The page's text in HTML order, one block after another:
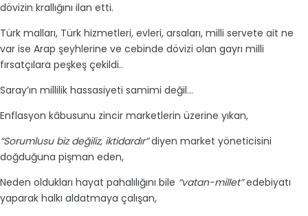
dövizin krallığını ilan etti.
Türk malları, Türk hizmetleri, evleri, arsaları, milli servete ait ne
var ise Arap şeyhlerine ve cebinde dövizi olan gayrı milli
fırsatçılara peşkeş çekildi..
Saray’ın millilik hassasiyeti samimi değil...
Enflasyon kâbusunu zincir marketlerin üzerine yıkan,
“Sorumlusu biz değiliz, iktidardır”diyen market yöneticisini
doğduğuna pişman eden,
Neden oldukları hayat pahalılığını bile “vatan-millet”edebiyatı
yaparak halkı aldatmaya çalışan,